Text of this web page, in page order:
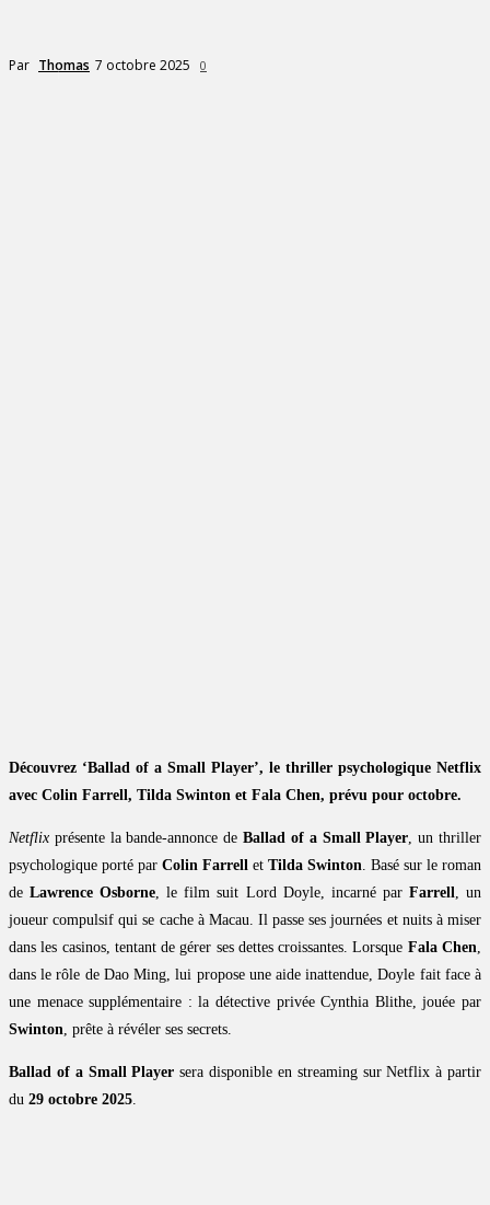
Par Thomas 7 octobre 2025 0
Découvrez ‘Ballad of a Small Player’, le thriller psychologique Netflix
avec Colin Farrell, Tilda Swinton et Fala Chen, prévu pour octobre.
Netflix présente la bande-annonce deBallad of a Small Player, un thriller
psychologique porté par Colin Farrell et Tilda Swinton. Basé sur le roman
deLawrence Osborne, le film suit Lord Doyle, incarné par Farrell, un
joueur compulsif qui se cache à Macau. Il passe ses journées et nuits à miser
dans les casinos, tentant de gérer ses dettes croissantes. Lorsque Fala Chen,
dans le rôle de Dao Ming, lui propose une aide inattendue, Doyle fait face à
une menace supplémentaire : la détective privée Cynthia Blithe, jouée par
Swinton, prête à révéler ses secrets.
Ballad of a Small Player sera disponible en streaming sur Netflix à partir
du 29 octobre 2025.